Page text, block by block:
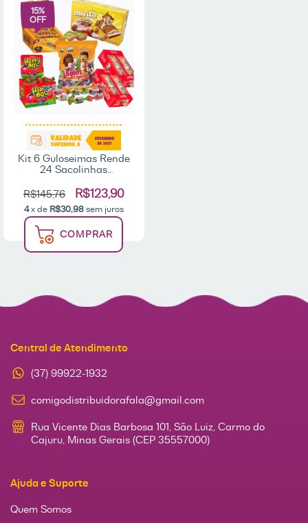
15%
OFF
Kit 6 Guloseimas Rende
24 Sacolinhas
Aniversário Nucita
Chiclete Tubes
R$145,76 R$123,90
4x de R$30,98sem juros
COMPRAR
Central de Atendimento
(37) 99922-1932
comigodistribuidorafala@gmail.com
Rua Vicente Dias Barbosa 101, São Luiz, Carmo do
Cajuru, Minas Gerais (CEP 35557000)
Ajuda e Suporte
Quem Somos